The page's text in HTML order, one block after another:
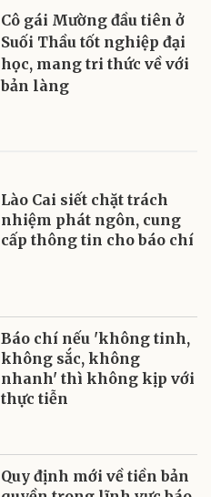
Cô gái Mường đầu tiên ở
Suối Thầu tốt nghiệp đại
học, mang tri thức về với
bản làng
Lào Cai siết chặt trách
nhiệm phát ngôn, cung
cấp thông tin cho báo chí
Báo chí nếu 'không tinh,
không sắc, không
nhanh' thì không kịp với
thực tiễn
Quy định mới về tiền bản